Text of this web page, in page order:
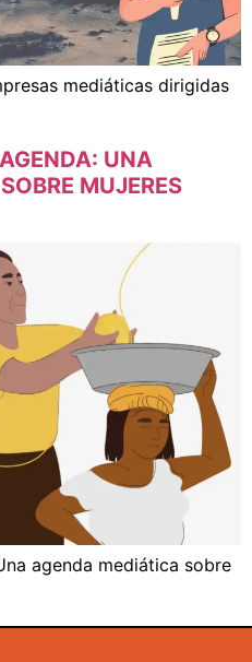
mediáticas dirigidas
UNA
MUJERES
agenda mediática sobre